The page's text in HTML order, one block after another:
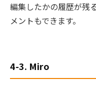
編集したかの履歴が残
メントもできます。
4-3. Miro